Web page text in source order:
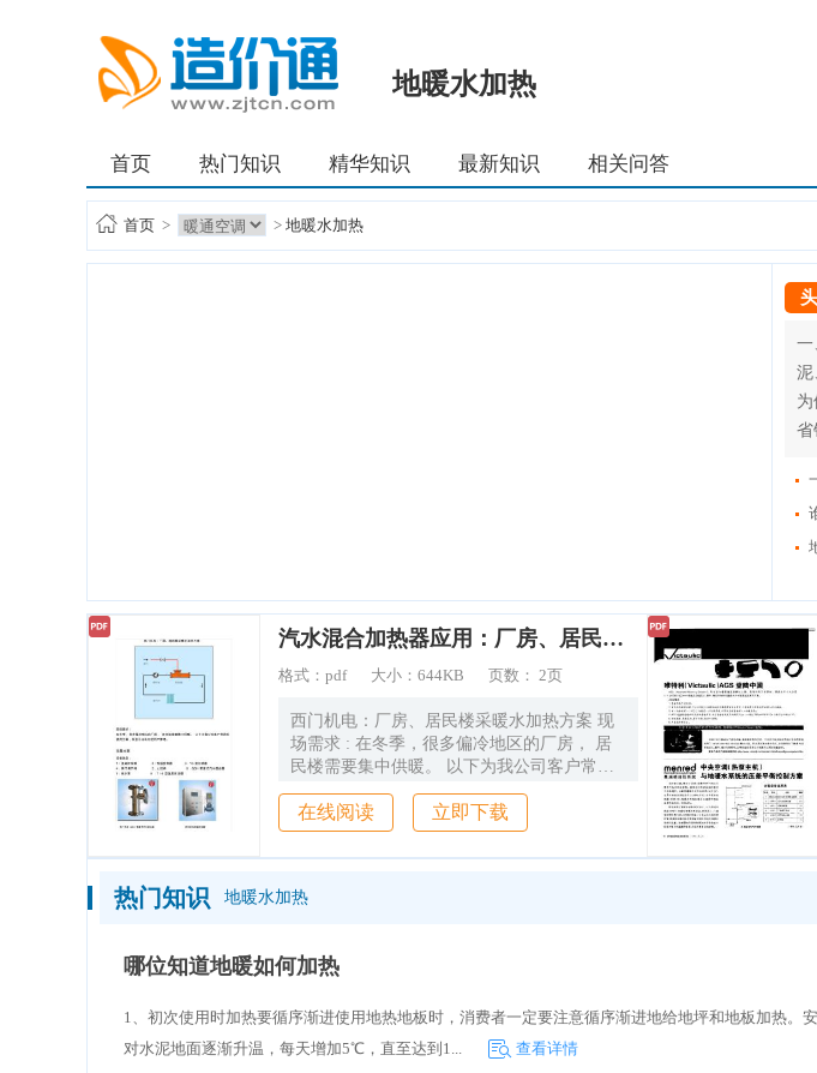
造价通
地暖水加热
首页 热门知识 精华知识 最新知识 相关问答
首页 > > 地暖水加热
一
泥
省
汽水混合加热器应用：厂房、居民楼采暖水加热方案
格式： pdf 大小： 644KB 页数： 2页
西门机电：厂房、居民楼采暖水加热方案 现
场需求 : 在冬季，很多偏冷地区的厂房， 居
民楼需要集中供暖。 以下为我公司客户常用
的 使用方案，现展示出来方便用户参考。 完
整方案 设备选型： 1：强磁防垢器 2：恒温控
制器 3：Y3 型过滤器 4：蒸汽调节阀 5：止回
阀 6：QSH 管道式汽水混合器 7：抽水泵 8 ：
水混合器 西门机电恒温控制器 实现原理：
度信号反馈给恒温控制主机， 恒温控制主机
度，控制流入 QSH 管道式汽水混合器的蒸汽
流量。当检测 到水温低时，则蒸汽阀门开
大，使蒸汽流量加大。由于散热管道多为多管
在线阅读 立即下载
热门知识 地暖水加热
哪位知道地暖如何加热
1、初次使用时加热要循序渐进使用地热地板时，消费者一定要注意循序渐进地给地坪和地板加热
对水泥地面逐渐升温，每天增加5℃，直至达到1...
查看详情